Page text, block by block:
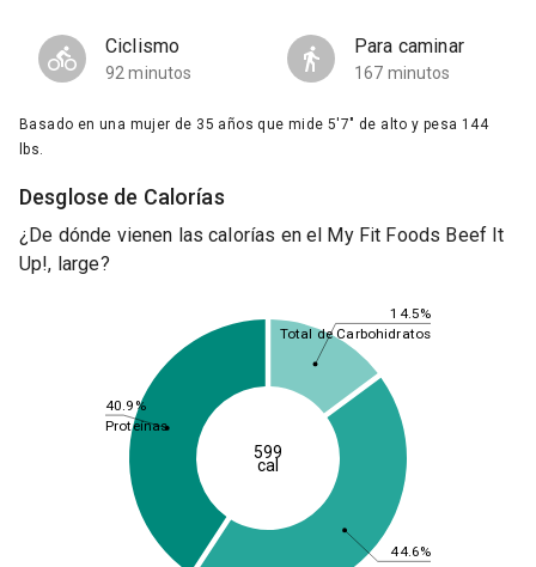
Ciclismo
92 minutos
Para caminar
167 minutos
Basado en una mujer de 35 años que mide 5'7" de alto y pesa 144
lbs.
Desglose de Calorías
¿De dónde vienen las calorías en el My Fit Foods Beef It
Up!, large?
14.5%
44.6%
40.9%
Total de Carbohidratos
Proteínas
599
cal